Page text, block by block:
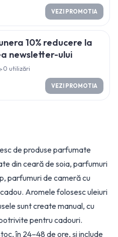
VEZI PROMOTIA
10% reducere la
newsletter-ului
0 utilizări
VEZI PROMOTIA
de produse parfumate
din ceară de soia, parfumuri
parfumuri de cameră cu
Aromele folosesc uleiuri
sunt create manual, cu
pentru cadouri.
în 24–48 de ore, și include